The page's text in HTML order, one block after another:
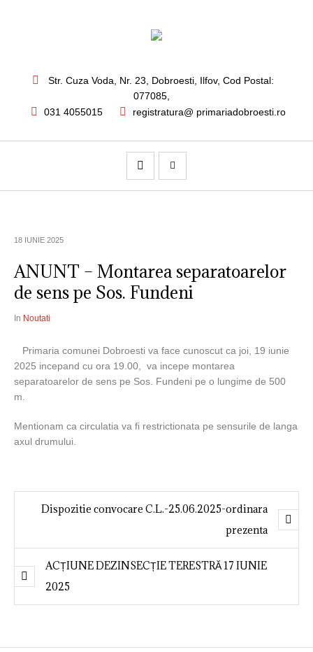
Str. Cuza Voda, Nr. 23 Dobroesti, Ilfov, Cod Postal:
077085,
031 4055015
registratura@ primariadobroesti.ro
18 IUNIE 2025
ANUNT – Montarea separatoarelor
de sens pe Sos. Fundeni
In Noutati
Primaria comunei Dobroesti va face cunoscut ca joi, 19 iunie
2025 incepand cu ora 19.00, va incepe montarea
separatoarelor de sens pe Sos. Fundeni pe o lungime de 500
m.
Mentionam ca circulatia va fi restrictionata pe sensurile de langa
axul drumului.
Dispozitie convocare C.L.-25.06.2025-ordinara
prezenta
ACȚIUNE DEZINSECȚIE TERESTRĂ 17 IUNIE
2025